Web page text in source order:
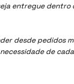
entregue dentro
desde pedidos
de